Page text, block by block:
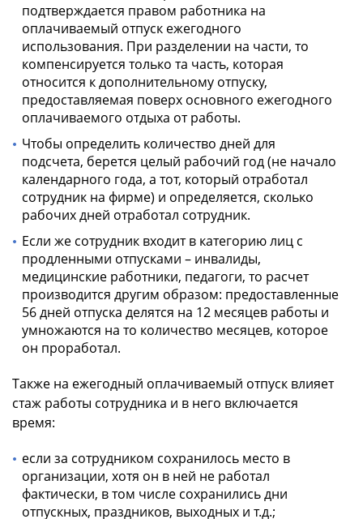
подтверждается правом работника на
оплачиваемый отпуск ежегодного
использования. При разделении на части, то
компенсируется только та часть, которая
относится к дополнительному отпуску,
предоставляемая поверх основного ежегодного
оплачиваемого отдыха от работы.
Чтобы определить количество дней для
подсчета, берется целый рабочий год (не начало
календарного года, а тот, который отработал
сотрудник на фирме) и определяется, сколько
рабочих дней отработал сотрудник.
Если же сотрудник входит в категорию лиц с
продленными отпусками – инвалиды,
медицинские работники, педагоги, то расчет
производится другим образом: предоставленные
56 дней отпуска делятся на 12 месяцев работы и
умножаются на то количество месяцев, которое
он проработал.
Также на ежегодный оплачиваемый отпуск влияет
стаж работы сотрудника и в него включается
время:
если за сотрудником сохранилось место в
организации, хотя он в ней не работал
фактически, в том числе сохранились дни
отпускных, праздников, выходных и т.д.;